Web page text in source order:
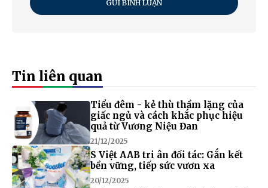
GỬI BÌNH LUẬN
Tin liên quan
Tiểu đêm - kẻ thù thầm lặng của
giấc ngủ và cách khắc phục hiệu
quả từ Vương Niệu Đan
21/12/2025
S Việt AAB tri ân đối tác: Gắn kết
bền vững, tiếp sức vươn xa
20/12/2025